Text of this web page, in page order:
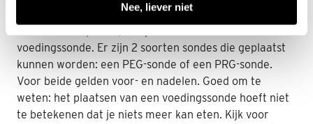
Nee, liever niet
door het verzwakken van de mondspieren ofwel de
voedingssonde. Er zijn 2 soorten sondes die geplaatst
kunnen worden: een PEG-sonde of een PRG-sonde.
Voor beide gelden voor- en nadelen. Goed om te
weten: het plaatsen van een voedingssonde hoeft niet
te betekenen dat je niets meer kan eten. Kijk voor